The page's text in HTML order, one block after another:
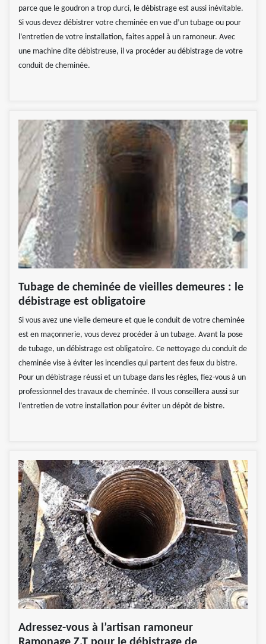
parce que le goudron a trop durci, le débistrage est aussi inévitable.
Si vous devez débistrer votre cheminée en vue d’un tubage ou pour
l’entretien de votre installation, faites appel à un ramoneur. Avec
une machine dite débistreuse, il va procéder au débistrage de votre
conduit de cheminée.
Tubage de cheminée de vieilles demeures : le
débistrage est obligatoire
Si vous avez une vielle demeure et que le conduit de votre cheminée
est en maçonnerie, vous devez procéder à un tubage. Avant la pose
de tubage, un débistrage est obligatoire. Ce nettoyage du conduit de
cheminée vise à éviter les incendies qui partent des feux du bistre.
Pour un débistrage réussi et un tubage dans les règles, fiez-vous à un
professionnel des travaux de cheminée. Il vous conseillera aussi sur
l’entretien de votre installation pour éviter un dépôt de bistre.
Adressez-vous à l’artisan ramoneur